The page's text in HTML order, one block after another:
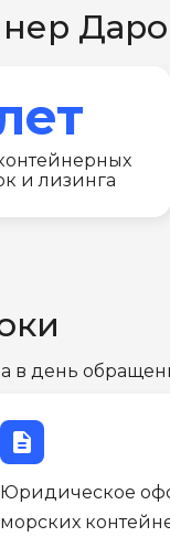
и лизинга
в день
description
Юридическое
морских